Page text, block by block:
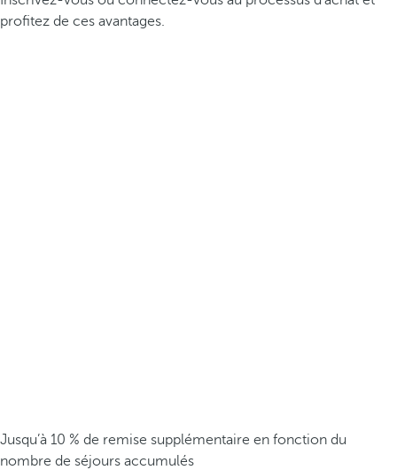
profitez de ces avantages.
Jusqu’à 10 % de remise supplémentaire en fonction du
nombre de séjours accumulés